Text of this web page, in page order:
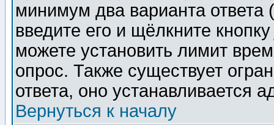
минимум два варианта ответа
введите его и щёлкните
можете установить лимит
опрос. Также существует
ответа, оно устанавливается
Вернуться к началу